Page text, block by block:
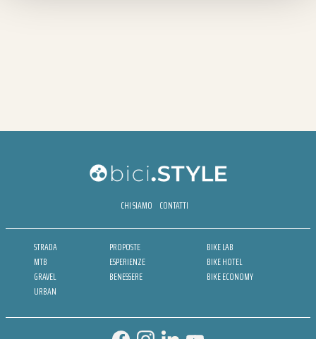
CHI SIAMO CONTATTI
STRADA
MTB
GRAVEL
URBAN
PROPOSTE
ESPERIENZE
BENESSERE
BIKE LAB
BIKE HOTEL
BIKE ECONOMY